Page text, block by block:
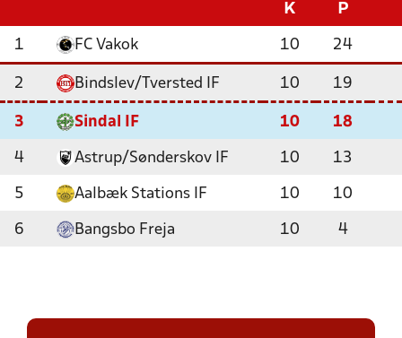
K P
1 FC Vakok 10 24
2 Bindslev/Tversted IF 10 19
3 Sindal IF 10 18
4 Astrup/Sønderskov IF 10 13
5 Aalbæk Stations IF 10 10
6 Bangsbo Freja 10 4